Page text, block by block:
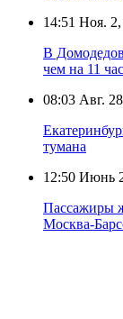
14:51 Ноя. 2,
В
чем на 11
08:03 Авг.
тумана
12:50 Июнь
Пассажиры
Москва-